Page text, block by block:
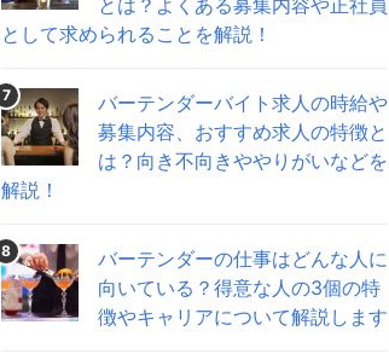
とは？よくある募集内容や正社員
として求められることを解説！
7
バーテンダーバイト求人の時給や
募集内容、おすすめ求人の特徴と
は？向き不向きややりがいなどを
解説！
8
バーテンダーの仕事はどんな人に
向いている？得意な人の3個の特
徴やキャリアについて解説します